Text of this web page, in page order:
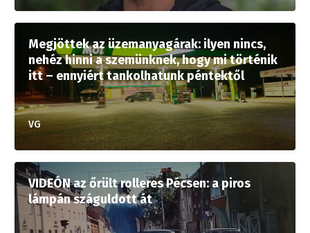
Megjöttek az üzemanyagárak: ilyen nincs,
nehéz hinni a szemünknek, hogy mi történik
itt – ennyiért tankolhatunk péntektől
VG
VIDEÓN az őrült rolleres Pécsen: a piros
lámpán száguldott át